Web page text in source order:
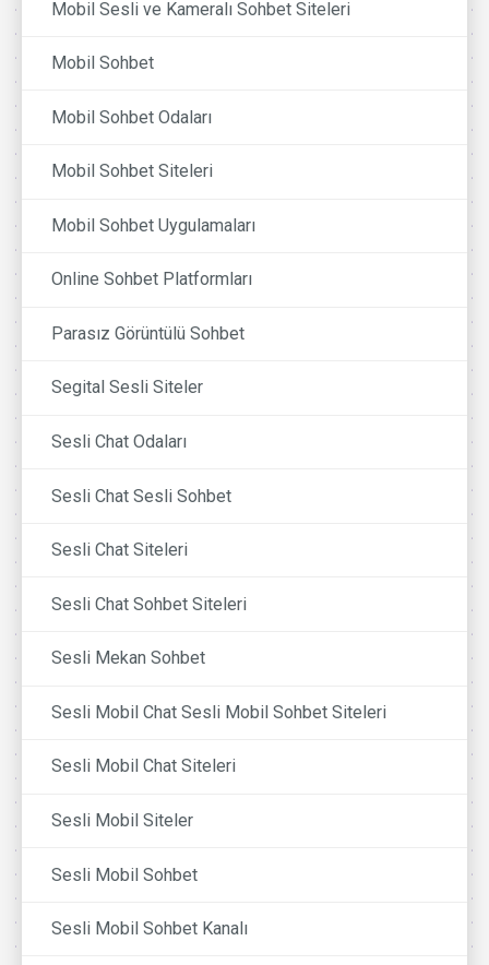
Mobil Sesli ve Kameralı Sohbet Siteleri
Mobil Sohbet
Mobil Sohbet Odaları
Mobil Sohbet Siteleri
Mobil Sohbet Uygulamaları
Online Sohbet Platformları
Parasız Görüntülü Sohbet
Segital Sesli Siteler
Sesli Chat Odaları
Sesli Chat Sesli Sohbet
Sesli Chat Siteleri
Sesli Chat Sohbet Siteleri
Sesli Mekan Sohbet
Sesli Mobil Chat Sesli Mobil Sohbet Siteleri
Sesli Mobil Chat Siteleri
Sesli Mobil Siteler
Sesli Mobil Sohbet
Sesli Mobil Sohbet Kanalı